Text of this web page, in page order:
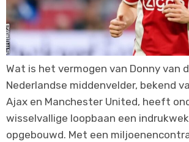
Wat is het vermogen van Donny van
Nederlandse middenvelder, bekend
Ajax en Manchester United, heeft
wisselvallige loopbaan een
opgebouwd. Met een